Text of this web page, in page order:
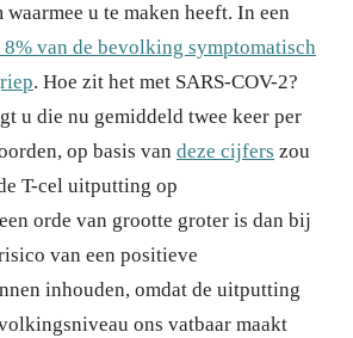
u te maken heeft. In een
van de bevolking symptomatisch
. Hoe zit het met SARS-COV-2?
u die nu gemiddeld twee keer per
op basis van deze cijfers zou
T-cel uitputting op
orde van grootte groter is dan bij
van een positieve
inhouden, omdat de uitputting
ons vatbaar maakt